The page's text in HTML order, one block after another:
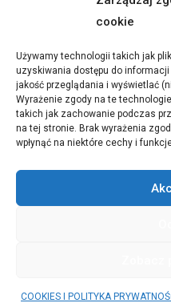
cookie
Używamy technologii takich jak
uzyskiwania dostępu do
jakość przeglądania i wyświetlać
Wyrażenie zgody na te
takich jak zachowanie podczas
na tej stronie. Brak wyrażenia
wpłynąć na niektóre cechy i
COOKIES I POLITYKA
Redakcja portalu:
ul.Stara 13, 42-600
TEL:+48 509 547 822